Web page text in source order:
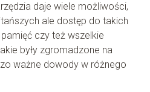
daje wiele możliwości,
ale dostęp do takich
czy też wszelkie
były zgromadzone na
ważne dowody w różnego